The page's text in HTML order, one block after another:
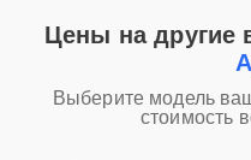
Цены на
Выберите модель
стоимость